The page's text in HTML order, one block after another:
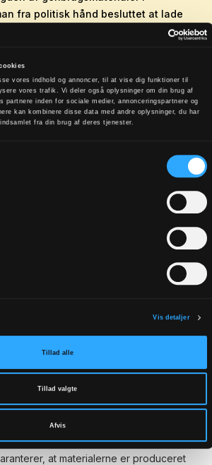
vores indhold og annoncer, til at vise dig funktioner til
vores trafik. Vi deler også oplysninger om din brug af
partnere inden for sociale medier, annonceringspartnere og
kan kombinere disse data med andre oplysninger, du har
fra din brug af deres tjenester.
Vis detaljer
Tillad alle
Tillad valgte
Afvis
fra politisk hånd besluttet at lade
og Boligstyrelsen: Nu regnes
for 0 kg CO2 i bygningers
og
og certificerede produkter og
hjælper med at sikre, at de
i byggeriet, har en lav
findes forskellige miljømærker og
at materialerne er produceret